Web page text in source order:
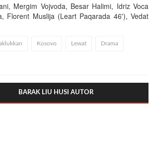
Mergim Vojvoda, Besar Halimi, Idriz Voca
Florent Muslija (Leart Paqarada 46'), Vedat
Kosovo Lewat Drama
BARAK LIU HUSI AUTOR